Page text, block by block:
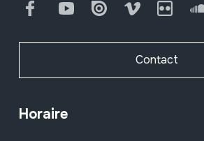
FacebookYoutube Issuu Vimeo Flickr
Contact
Horaire